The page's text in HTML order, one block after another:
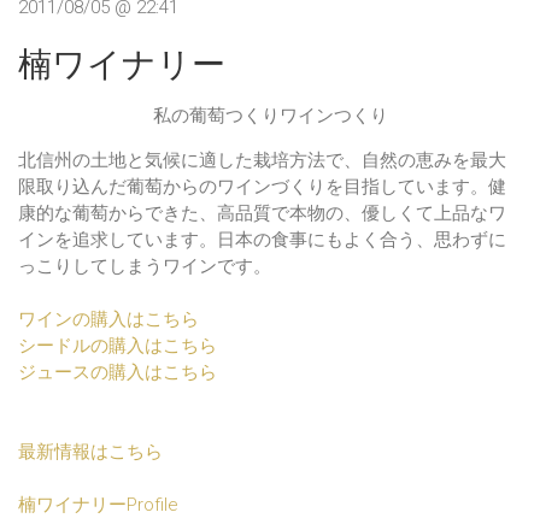
2011/08/05 @ 22:41
楠ワイナリー
私の葡萄つくりワインつくり
北信州の土地と気候に適した栽培方法で、自然の恵みを最大
限取り込んだ葡萄からのワインづくりを目指しています。健
康的な葡萄からできた、高品質で本物の、優しくて上品なワ
インを追求しています。日本の食事にもよく合う、思わずに
っこりしてしまうワインです。
ワインの購入はこちら
シードルの購入はこちら
ジュースの購入はこちら
最新情報はこちら
楠ワイナリーProfile